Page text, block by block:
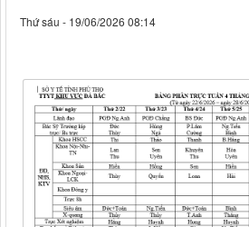
Thứ sáu - 19/06/2026 08:14